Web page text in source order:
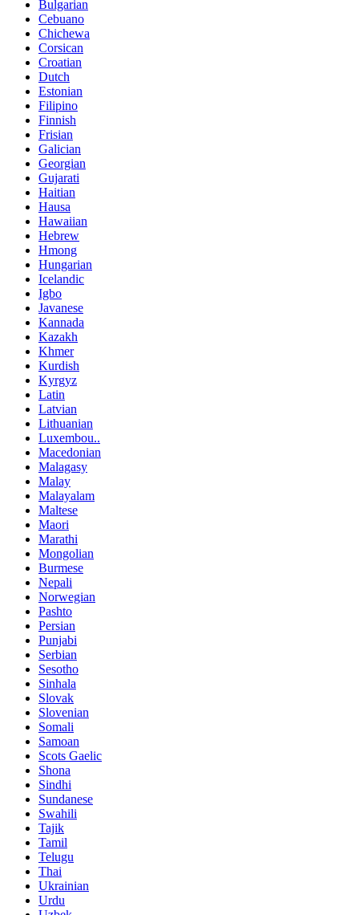
Bulgarian
Cebuano
Chichewa
Corsican
Croatian
Dutch
Estonian
Filipino
Finnish
Frisian
Galician
Georgian
Gujarati
Haitian
Hausa
Hawaiian
Hebrew
Hmong
Hungarian
Icelandic
Igbo
Javanese
Kannada
Kazakh
Khmer
Kurdish
Kyrgyz
Latin
Latvian
Lithuanian
Luxembou..
Macedonian
Malagasy
Malay
Malayalam
Maltese
Maori
Marathi
Mongolian
Burmese
Nepali
Norwegian
Pashto
Persian
Punjabi
Serbian
Sesotho
Sinhala
Slovak
Slovenian
Somali
Samoan
Scots Gaelic
Shona
Sindhi
Sundanese
Swahili
Tajik
Tamil
Telugu
Thai
Ukrainian
Urdu